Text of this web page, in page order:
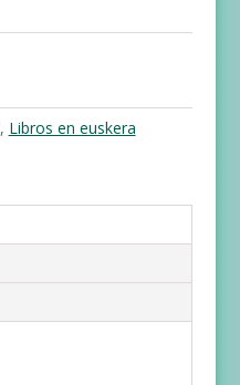
, Libros en euskera